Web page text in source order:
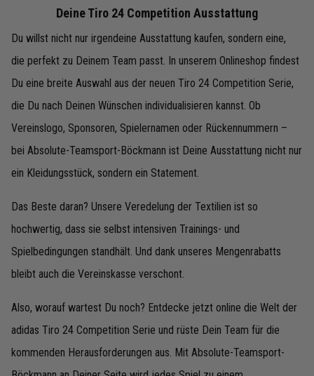
Deine Tiro 24 Competition Ausstattung
Du willst nicht nur irgendeine Ausstattung kaufen, sondern eine,
die perfekt zu Deinem Team passt. In unserem Onlineshop findest
Du eine breite Auswahl aus der neuen Tiro 24 Competition Serie,
die Du nach Deinen Wünschen individualisieren kannst. Ob
Vereinslogo, Sponsoren, Spielernamen oder Rückennummern –
bei Absolute-Teamsport-Böckmann ist Deine Ausstattung nicht nur
ein Kleidungsstück, sondern ein Statement.
Das Beste daran? Unsere Veredelung der Textilien ist so
hochwertig, dass sie selbst intensiven Trainings- und
Spielbedingungen standhält. Und dank unseres Mengenrabatts
bleibt auch die Vereinskasse verschont.
Also, worauf wartest Du noch? Entdecke jetzt online die Welt der
adidas Tiro 24 Competition Serie und rüste Dein Team für die
kommenden Herausforderungen aus. Mit Absolute-Teamsport-